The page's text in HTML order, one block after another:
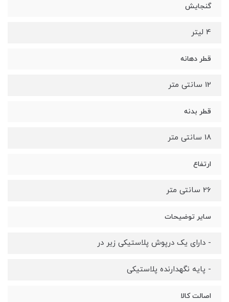
گنجایش
4 لیتر
قطر دهانه
12 سانتی متر
قطر بدنه
18 سانتی متر
ارتفاع
26 سانتی متر
سایر توضیحات
- دارای یک درپوش پلاستیکی زیر در
- پایه نگهدارنده پلاستیکی
اصالت کالا